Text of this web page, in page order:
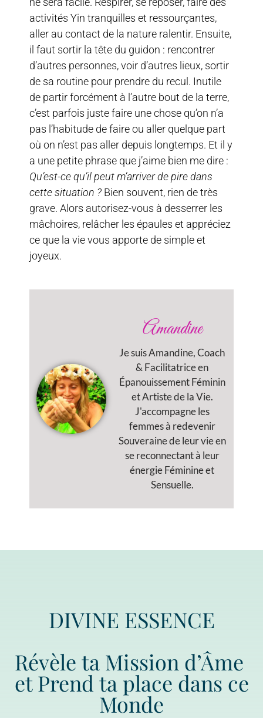
activités Yin tranquilles et ressourçantes,
aller au contact de la nature ralentir. Ensuite,
il faut sortir la tête du guidon : rencontrer
d’autres personnes, voir d’autres lieux, sortir
de sa routine pour prendre du recul. Inutile
de partir forcément à l’autre bout de la terre,
c’est parfois juste faire une chose qu’on n’a
pas l’habitude de faire ou aller quelque part
où on n’est pas aller depuis longtemps. Et il y
a une petite phrase que j’aime bien me dire :
Qu’est-ce qu’il peut m’arriver de pire dans
cette situation ? Bien souvent, rien de très
grave. Alors autorisez-vous à desserrer les
mâchoires, relâcher les épaules et appréciez
ce que la vie vous apporte de simple et
joyeux.
Amandine
Je suis Amandine, Coach
& Facilitatrice en
Épanouissement Féminin
et Artiste de la Vie.
J'accompagne les
femmes à redevenir
Souveraine de leur vie en
se reconnectant à leur
énergie Féminine et
Sensuelle.
DIVINE ESSENCE
Révèle ta Mission d’Âme
et Prend ta place dans ce
Monde